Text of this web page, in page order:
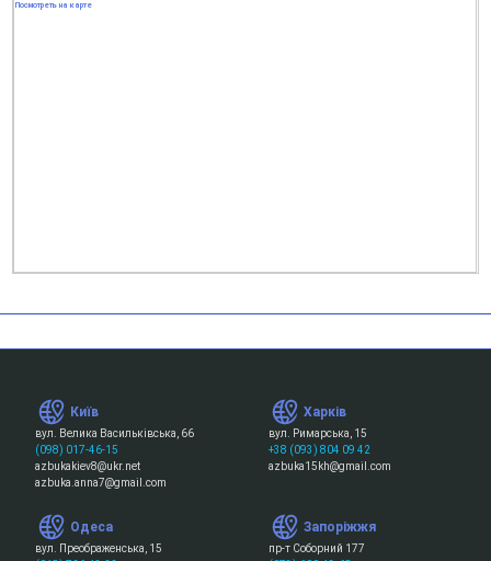
Посмотреть на карте
Київ
вул. Велика Васильківська, 66
(098) 017-46-15
azbukakiev8@ukr.net
azbuka.anna7@gmail.com
Харків
вул. Римарська, 15
+38 (093) 804 09 42
azbuka15kh@gmail.com
Одеса
вул. Преображенська, 15
Запоріжжя
пр-т Соборний 177